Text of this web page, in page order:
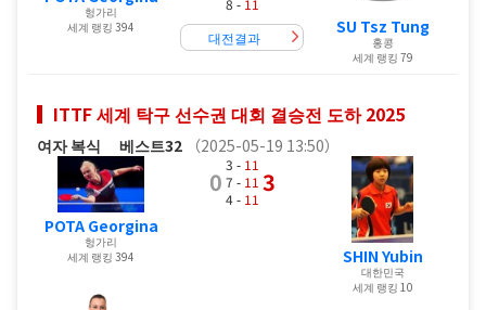
헝가리
세계 랭킹 394
8 - 11
대전결과
SU Tsz Tung
홍콩
세계 랭킹 79
ITTF 세계 탁구 선수권 대회 결승전 도하 2025
여자 복식 베스트32 （2025-05-19 13:50）
POTA Georgina
헝가리
세계 랭킹 394
0
3 - 11
7 - 11
4 - 11
3
SHIN Yubin
대한민국
세계 랭킹 10